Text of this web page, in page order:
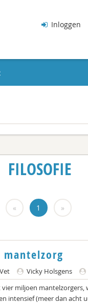
Inloggen
FILOSOFIE
« 1 »
Vicky Holsgens
miljoen mantelzorgers,
intensief (meer dan acht